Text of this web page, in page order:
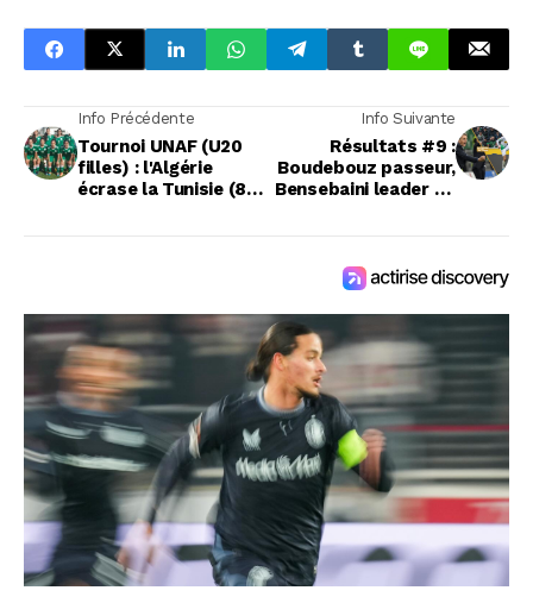
Info Précédente
Tournoi UNAF (U20
filles) : l'Algérie
écrase la Tunisie (8-
Info Suivante
Résultats #9 :
Boudebouz passeur,
Bensebaini leader du